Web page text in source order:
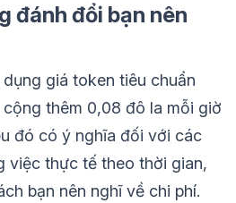
đánh đổi bạn nên
giá token tiêu chuẩn
thêm 0,08 đô la mỗi giờ
đó có ý nghĩa đối với các
việc thực tế theo thời gian,
bạn nên nghĩ về chi phí.